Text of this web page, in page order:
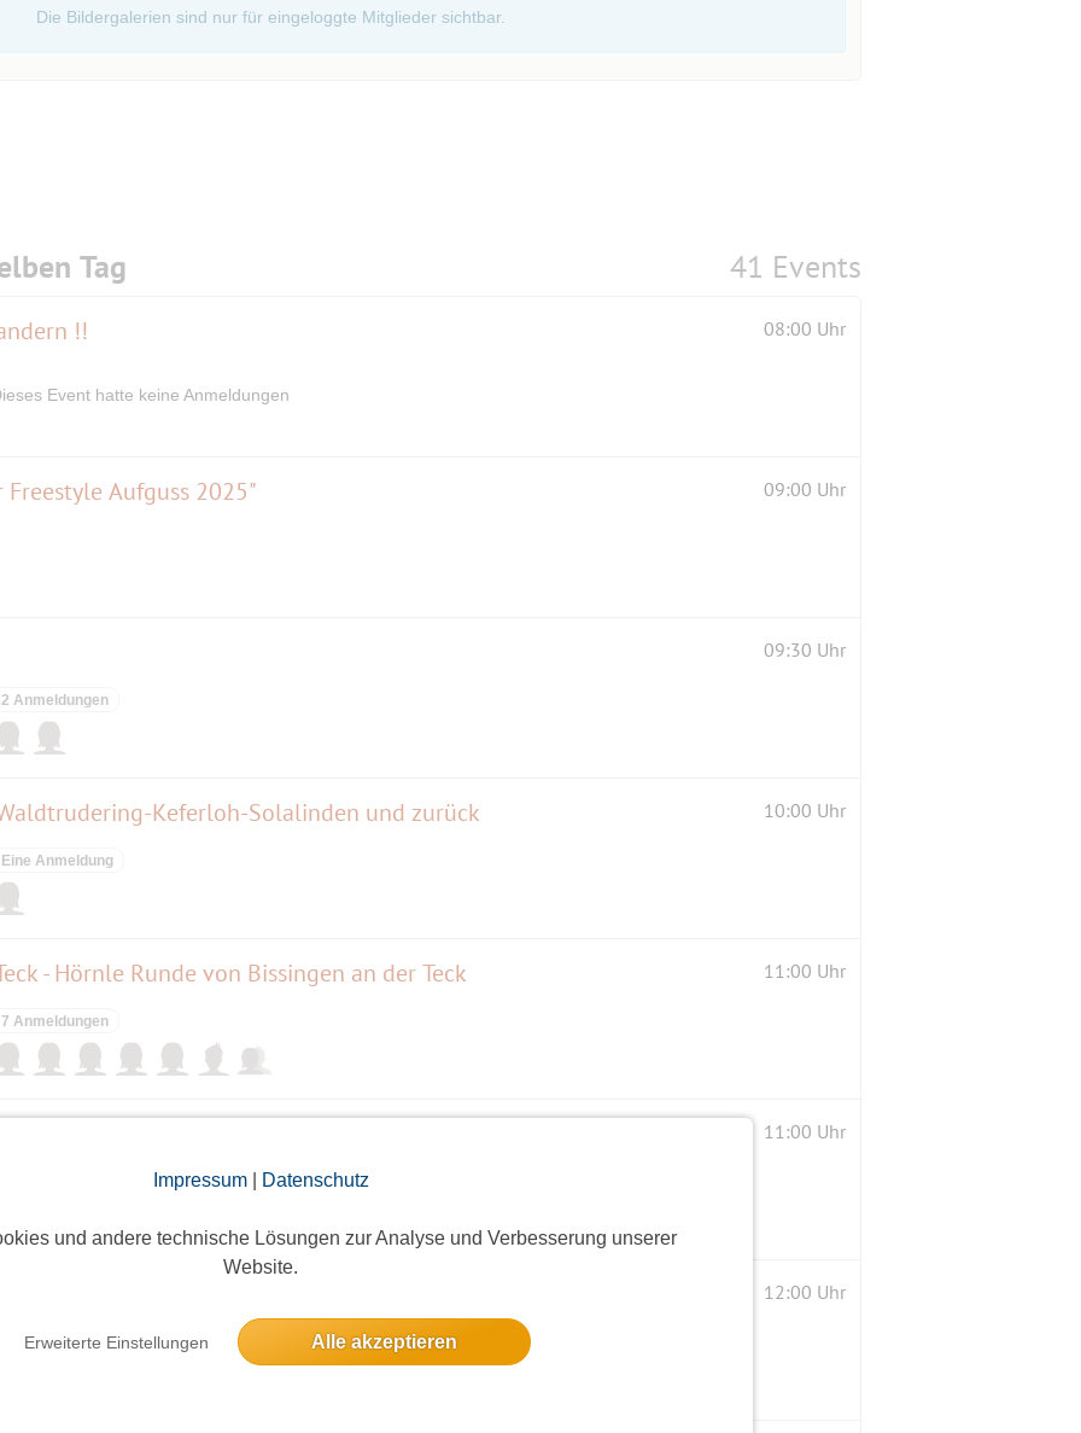
Impressum| Datenschutz
und andere technische Lösungen zur Analyse und Verbesserung unserer
Website.
Erweiterte Einstellungen Alle akzeptieren
Die Bildergalerien sind nur für eingeloggte Mitglieder sichtbar.
Tag 41 Events
!! 08:00 Uhr
Event hatte keine Anmeldungen
Aufguss 2025" 09:00 Uhr
09:30 Uhr
2 Anmeldungen
Keferloh-Solalinden und zurück 10:00 Uhr
Eine Anmeldung
- Hörnle Runde von Bissingen an der Teck 11:00 Uhr
7 Anmeldungen
Andechs 11:00 Uhr
- Wörnsmühl - Schliersee 12:00 Uhr
3 Anmeldungen